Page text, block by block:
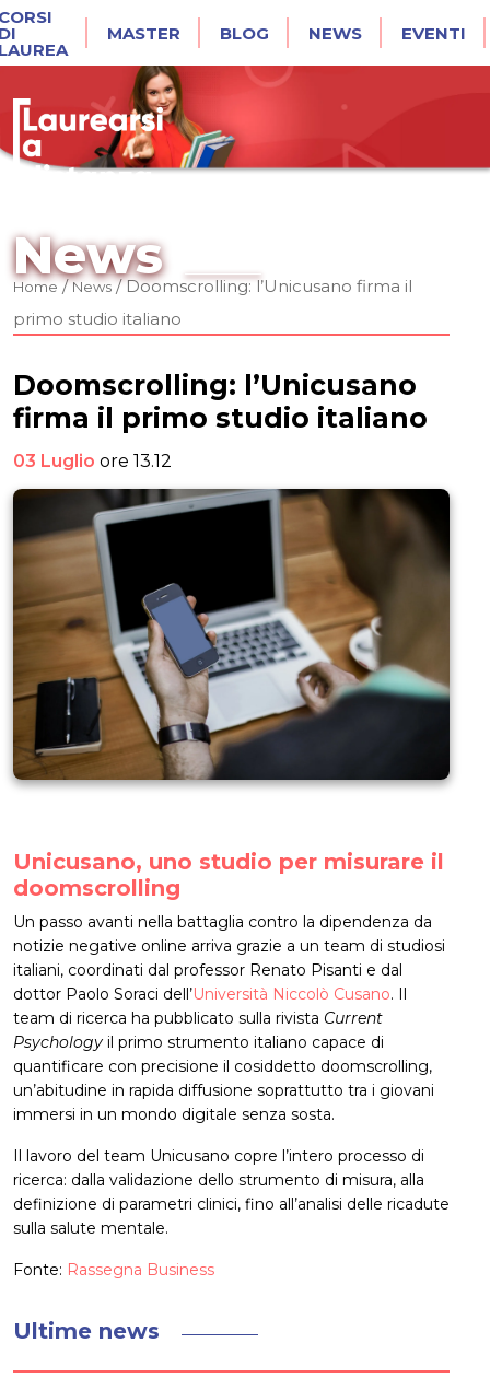
MASTER BLOG NEWS EVENTI
News
Home/News/Doomscrolling: l’Unicusano firma il
primo studio italiano
Doomscrolling: l’Unicusano
firma il primo studio italiano
03 Luglio ore 13.12
Unicusano, uno studio per misurare il
doomscrolling
Un passo avanti nella battaglia contro la dipendenza da
notizie negative online arriva grazie a un team di studiosi
italiani, coordinati dal professor Renato Pisanti e dal
dottor Paolo Soraci dell’Università Niccolò Cusano. Il
team di ricerca ha pubblicato sulla rivista Current
Psychology il primo strumento italiano capace di
quantificare con precisione il cosiddetto doomscrolling,
un’abitudine in rapida diffusione soprattutto tra i giovani
immersi in un mondo digitale senza sosta.
Il lavoro del team Unicusano copre l’intero processo di
ricerca: dalla validazione dello strumento di misura, alla
definizione di parametri clinici, fino all’analisi delle ricadute
sulla salute mentale.
Fonte: Rassegna Business
Ultime news